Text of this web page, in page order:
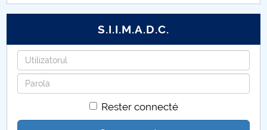
Anunturi
Colaboratori UPIT
S.I.I.M.A.D.C.
Identifiant
Mot
de
Rester connecté